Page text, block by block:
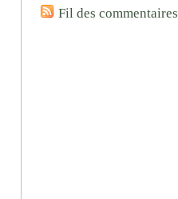
Fil des commentaires